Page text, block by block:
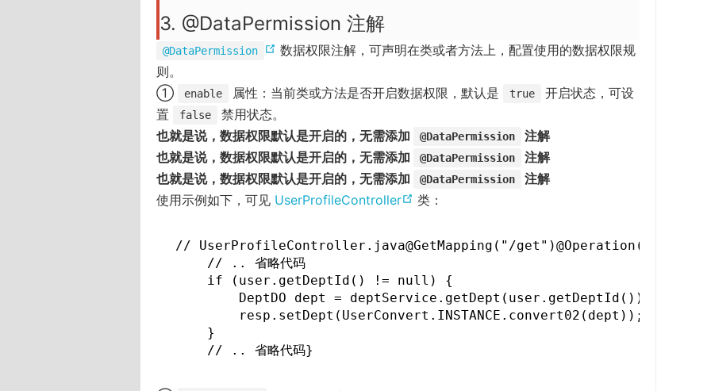
3. @DataPermission 注解
@DataPermission
(
p
n
s
n
e
w
i
n
d
w
数据权限注解，可声明在类或者方法上，配置使用的数据权限规
则。
①
enable 属性：当前类或方法是否开启数据权限，默认是 true
开启状态，可设
置
false
禁用状态。
也就是说，数据权限默认是开启的，无需添加
@DataPermission
注解
也就是说，数据权限默认是开启的，无需添加
@DataPermission
注解
也就是说，数据权限默认是开启的，无需添加
@DataPermission
注解
使用示例如下，可见 UserProfileController
(
p
n
s
类：
// UserProfileController.java@GetMapping("/get")@Operation(summary = "
// .. 省略代码
if (user.getDeptId() != null) {
DeptDO dept = deptService.getDept(user.getDeptId());
resp.setDept(UserConvert.INSTANCE.convert02(dept));
}
// .. 省略代码}